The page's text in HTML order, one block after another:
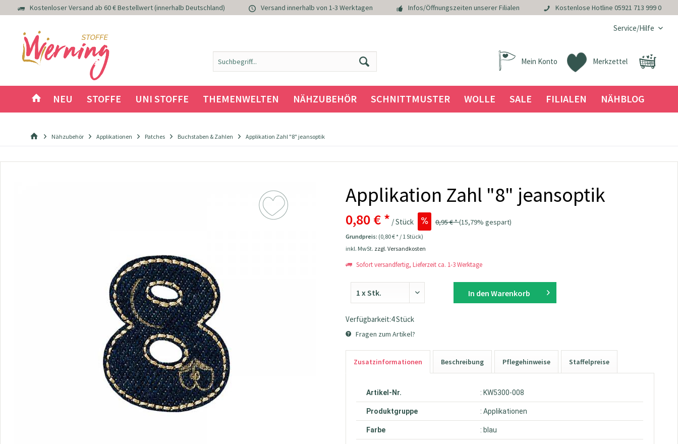
Kostenloser Versand ab 60 € Bestellwert (innerhalb Deutschland) Versand innerhalb von 1-3 Werktagen Infos/Öffnungszeiten unserer Filialen Kostenlose Hotline 05921 713 999 0
Service/Hilfe
Merkzettel
Mein Konto
NEU STOFFE UNI STOFFE THEMENWELTEN NÄHZUBEHÖR SCHNITTMUSTER WOLLE SALE FILIALEN NÄHBLOG
Nähzubehör Applikationen Patches Buchstaben & Zahlen Applikation Zahl "8" jeansoptik
Applikation Zahl "8" jeansoptik
0,80 € * / Stück 0,95 € *(15,79% gespart)
Grundpreis: (0,80 € * / 1 Stück)
inkl. MwSt. zzgl. Versandkosten
Sofort versandfertig, Lieferzeit ca. 1-3 Werktage
In den Warenkorb
Verfügbarkeit:4 Stück
Fragen zum Artikel?
Zusatzinformationen Beschreibung Pflegehinweise Staffelpreise
Artikel-Nr. : KW5300-008
Produktgruppe : Applikationen
Farbe : blau